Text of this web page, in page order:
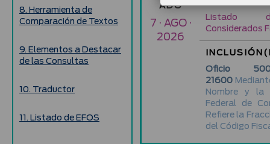
ADO
7 · AGO ·
2026
Listado
Considerados
Oficio 500-
21600
Nombre y la
Federal de
Refiere la
del Código
8. Herramienta de
Comparación de Textos
9. Elementos a Destacar
de las Consultas
10. Traductor
11. Listado de EFOS